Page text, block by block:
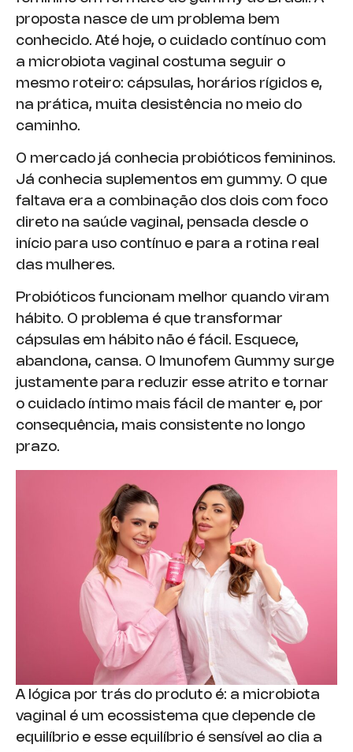
proposta nasce de um problema bem
conhecido. Até hoje, o cuidado contínuo com
a microbiota vaginal costuma seguir o
mesmo roteiro: cápsulas, horários rígidos e,
na prática, muita desistência no meio do
caminho.
O mercado já conhecia probióticos femininos.
Já conhecia suplementos em gummy. O que
faltava era a combinação dos dois com foco
direto na saúde vaginal, pensada desde o
início para uso contínuo e para a rotina real
das mulheres.
Probióticos funcionam melhor quando viram
hábito. O problema é que transformar
cápsulas em hábito não é fácil. Esquece,
abandona, cansa. O Imunofem Gummy surge
justamente para reduzir esse atrito e tornar
o cuidado íntimo mais fácil de manter e, por
consequência, mais consistente no longo
prazo.
A lógica por trás do produto é: a microbiota
vaginal é um ecossistema que depende de
equilíbrio e esse equilíbrio é sensível ao dia a